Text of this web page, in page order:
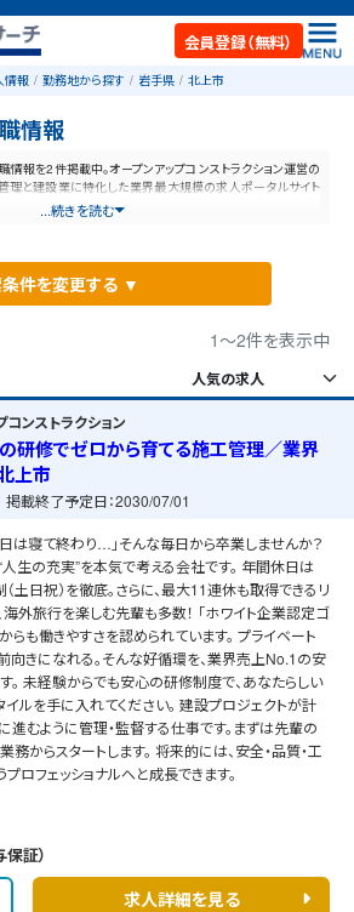
会員登録（無料）
情報 勤務地から探す 岩手県 北上市
情報
報を2件掲載中。オープンアップコンストラクション運営の
理と建設業に特化した業界最大規模の求人ポータルサイト
...続きを読む
件を変更する ▼
1〜2件を表示中
ンストラクション
研修でゼロから育てる施工管理／業界
上市
掲載終了予定日：2030/07/01
日は寝て終わり…」そんな毎日から卒業しませんか？
生の充実”を本気で考える会社です。 年間休日は
土日祝）を徹底。さらに、最大11連休も取得できるリ
外旅行を楽しむ先輩も多数！ 「ホワイト企業認定ゴ
らも働きやすさを認められています。 プライベート
向きになれる。そんな好循環を、業界売上No.1の安
。 未経験からでも安心の研修制度で、あなたらしい
イルを手に入れてください。 建設プロジェクトが計
進むように管理・監督する仕事です。まずは先輩の
務からスタートします。 将来的には、安全・品質・工
ロフェッショナルへと成長できます。
証）
求人詳細を見る